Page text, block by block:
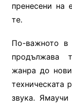
пренесени на
те.
По-важното в
продължава
жанра до
техническата
звука.